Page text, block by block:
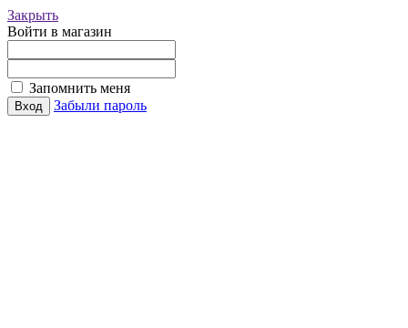
Закрыть
Войти в магазин
Запомнить меня
Забыли пароль